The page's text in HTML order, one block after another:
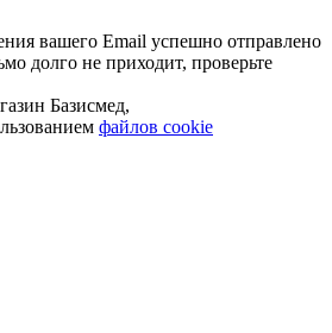
вашего Email успешно отправлено
долго не приходит, проверьте
Базисмед,
файлов cookie